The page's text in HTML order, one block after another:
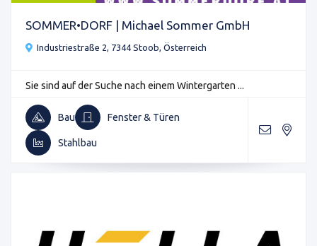
SOMMER•DORF | Michael Sommer GmbH
Industriestraße 2, 7344 Stoob, Österreich
Sie sind auf der Suche nach einem Wintergarten ...
Bau Fenster & Türen
Stahlbau